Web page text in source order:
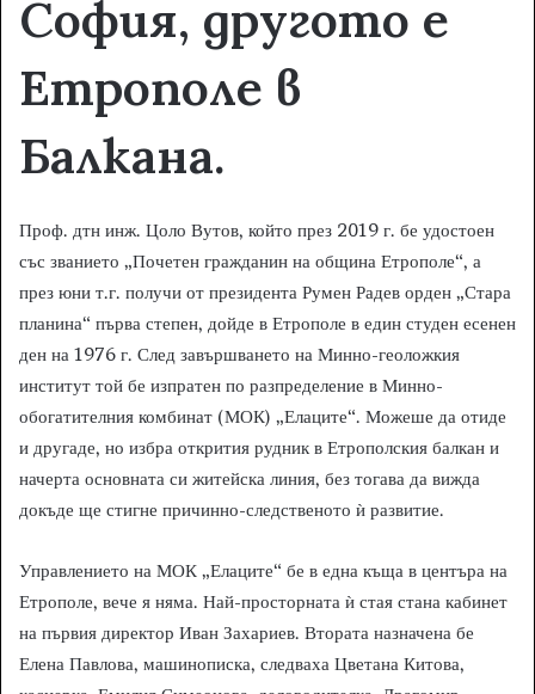
София, другото е
Етрополе в
Балкана.
Проф. дтн инж. Цоло Вутов, който през 2019 г. бе удостоен
със званието „Почетен гражданин на община Етрополе“, а
през юни т.г. получи от президента Румен Радев орден „Стара
планина“ първа степен, дойде в Етрополе в един студен есенен
ден на 1976 г. След завършването на Минно-геоложкия
институт той бе изпратен по разпределение в Минно-
обогатителния комбинат (МОК) „Елаците“. Можеше да отиде
и другаде, но избра открития рудник в Етрополския балкан и
начерта основната си житейска линия, без тогава да вижда
докъде ще стигне причинно-следственото ѝ развитие.
Управлението на МОК „Елаците“ бе в една къща в центъра на
Етрополе, вече я няма. Най-просторната ѝ стая стана кабинет
на първия директор Иван Захариев. Втората назначена бе
Елена Павлова, машинописка, следваха Цветана Китова,